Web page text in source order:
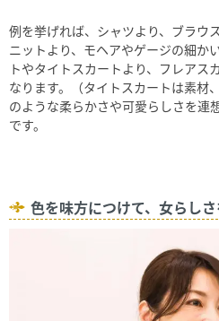
例を挙げれば、シャツより、ブラウ
ニットより、モヘアやゲージの細か
トやタイトスカートより、フレアス
なります。（タイトスカートは素材
のような柔らかさや可愛らしさを連
です。
色を味方につけて、女らし